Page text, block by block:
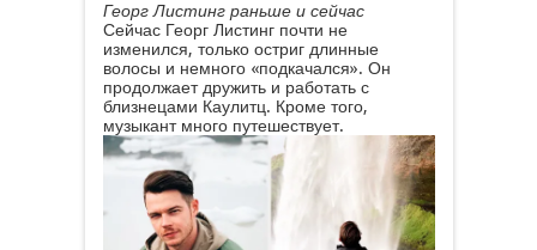
Георг Листинг раньше и сейчас
Сейчас Георг Листинг почти не
изменился, только остриг длинные
волосы и немного «подкачался». Он
продолжает дружить и работать с
близнецами Каулитц. Кроме того,
музыкант много путешествует.